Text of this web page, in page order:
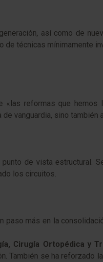
así como de
de técnicas mínimamente
«las reformas que
vanguardia, sino también
de vista estructural.
los circuitos.
más en la
Cirugía Ortopédica y
se ha reforzado